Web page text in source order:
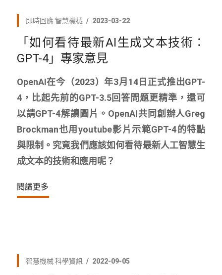
即時回應 智慧機械 2023-03-22
「如何看待最新AI生成文本技術：
GPT-4」專家意見
OpenAI在今（2023）年3月14日正式推出GPT-
4，比起先前的GPT-3.5回答問題更精準，還可
以請GPT-4解讀圖片。OpenAI共同創辦人Greg
Brockman也用youtube影片示範GPT-4的特點
與限制。究竟我們應該如何看待最新人工智慧生
成文本的技術和應用呢？
閱讀更多
智慧機械 科學資訊 2022-09-05